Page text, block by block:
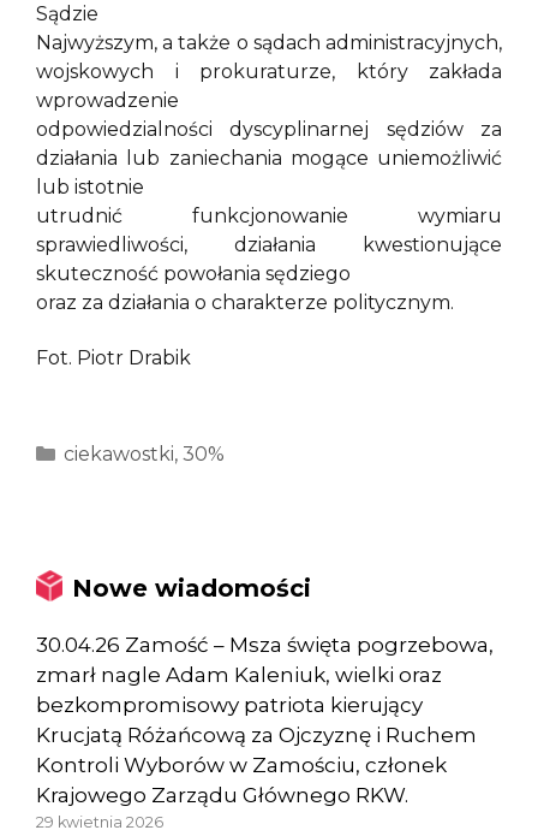
Sądzie
Najwyższym, a także o sądach administracyjnych,
wojskowych i prokuraturze, który zakłada
wprowadzenie
odpowiedzialności dyscyplinarnej sędziów za
działania lub zaniechania mogące uniemożliwić
lub istotnie
utrudnić funkcjonowanie wymiaru
sprawiedliwości, działania kwestionujące
skuteczność powołania sędziego
oraz za działania o charakterze politycznym.
Fot. Piotr Drabik
Kategorie
ciekawostki, 30%
Nowe wiadomości
30.04.26 Zamość – Msza święta pogrzebowa,
zmarł nagle Adam Kaleniuk, wielki oraz
bezkompromisowy patriota kierujący
Krucjatą Różańcową za Ojczyznę i Ruchem
Kontroli Wyborów w Zamościu, członek
Krajowego Zarządu Głównego RKW.
29 kwietnia 2026